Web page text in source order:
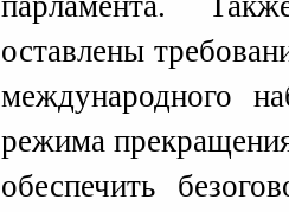
оставлены
международного
режима
обеспечить